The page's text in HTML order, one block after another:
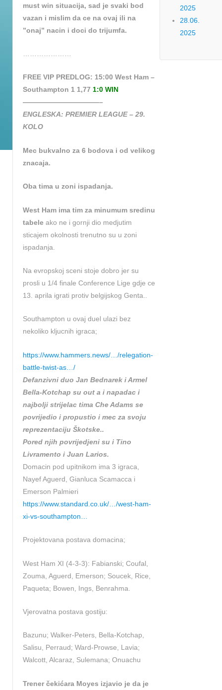
must win situacija, sad je svaki bod
vazan i mislim da ce na ovaj ili na
”onaj” nacin i doci do trijumfa.
FREE VIP PREDLOG: 15:00 West Ham –
Southampton 1 1,77 1:0 WIN
———————————–
ENGLESKA: PREMIER LEAGUE – 29.
KOLO
Mec bukvalno za 6 bodova i od velikog
znacaja.
Oba tima u zoni ispadanja.
West Ham ima tim za minumum sredinu
tabele ako ne i gornji dio medjutim
sticajem okolnosti trenutno su u zoni
ispadanja.
Na evropskoj sceni stoje dobro jer su
prosli u 1/4 finale Conference Lige gdje ce
13. aprila igrati protiv belgijskog Genta..
Southampton u ovaj duel ulazi bez
nekoliko kljucnih igraca;
https://www.hammers.news/…/relegation-
battle-twist-as…/
Defanzivni duo Jan Bednarek i Armel
Bella-Kotchap su out a i napadac i
najbolji strijelac tima Che Adams se
povrijedio i propustio i mec za svoju
reprezentaciju Škotske..
Pored njih povrijedjeni su i Tino
Livramento i Juan Larios.
Domacin pod upitnikom ima 3 igraca,
Nayef Aguerd, Gianluca Scamacca i
Emerson Palmieri
https://www.standard.co.uk/…/west-ham-
xi-vs-southampton…
Projektovana postava domacina;
West Ham XI (4-3-3): Fabianski; Coufal,
Zouma, Aguerd, Emerson; Soucek, Rice,
Paqueta; Bowen, Ings, Benrahma.
Vjerovatna postava gostiju:
Bazunu; Walker-Peters, Bella-Kotchap,
Salisu, Perraud; Ward-Prowse, Lavia;
Walcott, Alcaraz, Sulemana; Onuachu
Trener čekićara Moyes izjavio je da je
2025
28.06.
2025